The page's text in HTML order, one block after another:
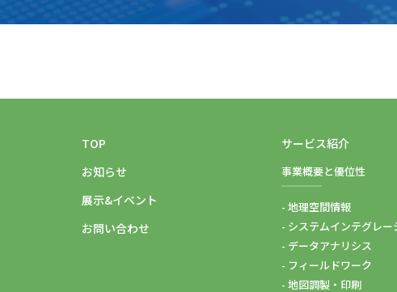
TOP
お知らせ
展示&イベント
お問い合わせ
サービス紹介
事業概要と優位性
- 地理空間情報
- システムインテグレー
- データアナリシス
- フィールドワーク
- 地図調製・印刷